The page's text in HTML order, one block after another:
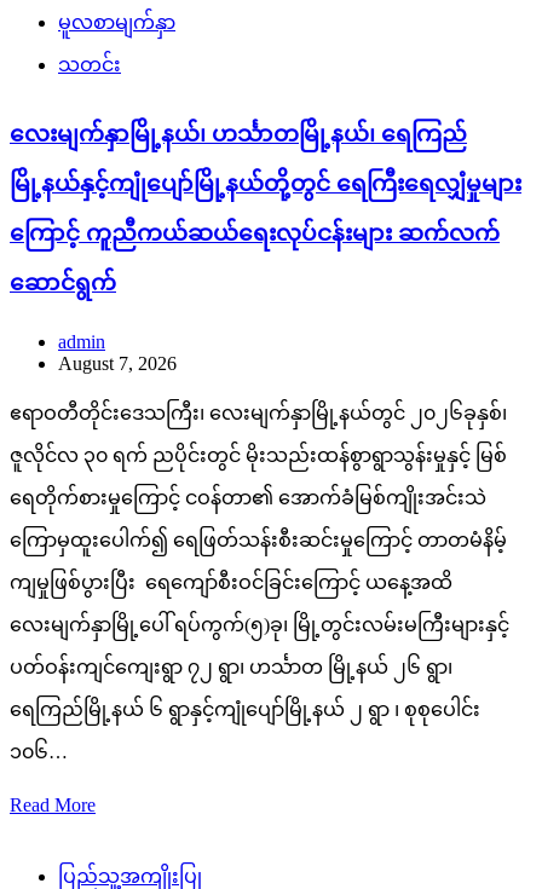
မူလစာမျက်နှာ
သတင်း
လေးမျက်နှာမြို့နယ်၊ ဟင်္သာတမြို့နယ်၊ ရေကြည်
မြို့နယ်နှင့်ကျုံပျော်မြို့နယ်တို့တွင် ရေကြီးရေလျှံမှုများ
ကြောင့် ကူညီကယ်ဆယ်ရေးလုပ်ငန်းများ ဆက်လက်
ဆောင်ရွက်
admin
August 7, 2026
ဧရာဝတီတိုင်းဒေသကြီး၊ လေးမျက်နှာမြို့နယ်တွင် ၂၀၂၆ခုနှစ်၊
ဇူလိုင်လ ၃၀ ရက် ညပိုင်းတွင် မိုးသည်းထန်စွာရွာသွန်းမှုနှင့် မြစ်
ရေတိုက်စားမှုကြောင့် ငဝန်တာ၏ အောက်ခံမြစ်ကျိုးအင်းသဲ
ကြောမှထူးပေါက်၍ ရေဖြတ်သန်းစီးဆင်းမှုကြောင့် တာတမံနိမ့်
ကျမှုဖြစ်ပွားပြီး ရေကျော်စီးဝင်ခြင်းကြောင့် ယနေ့အထိ
လေးမျက်နှာမြို့ပေါ် ရပ်ကွက်(၅)ခု၊ မြို့တွင်းလမ်းမကြီးများနှင့်
ပတ်ဝန်းကျင်ကျေးရွာ ၇၂ ရွာ၊ ဟင်္သာတ မြို့နယ် ၂၆ ရွာ၊
ရေကြည်မြို့နယ် ၆ ရွာနှင့်ကျုံပျော်မြို့နယ် ၂ ရွာ ၊ စုစုပေါင်း
၁၀၆…
Read More
ပြည်သူ့အကျိုးပြု